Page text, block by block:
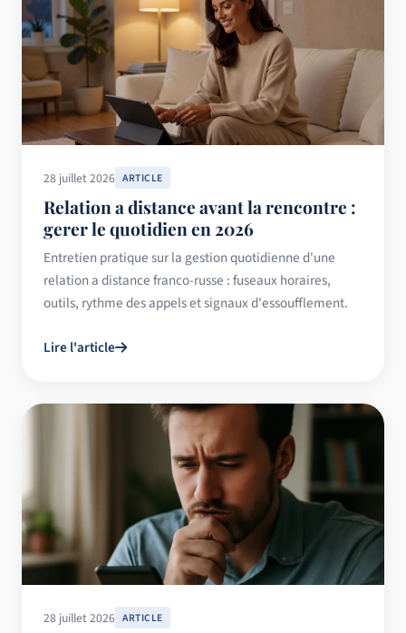
28 juillet 2026 ARTICLE
Relation a distance avant la rencontre :
gerer le quotidien en 2026
Entretien pratique sur la gestion quotidienne d'une
relation a distance franco-russe : fuseaux horaires,
outils, rythme des appels et signaux d'essoufflement.
Lire l'article
28 juillet 2026 ARTICLE